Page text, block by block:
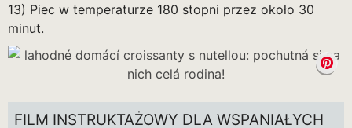
13) Piec w temperaturze 180 stopni przez około 30
minut.
FILM INSTRUKTAŻOWY DLA WSPANIAŁYCH